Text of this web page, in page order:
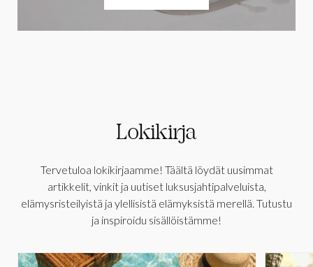
Lokikirja
Tervetuloa lokikirjaamme! Täältä löydät uusimmat
artikkelit, vinkit ja uutiset luksusjahtipalveluista,
elämysristeilyistä ja ylellisistä elämyksistä merellä. Tutustu
ja inspiroidu sisällöistämme!